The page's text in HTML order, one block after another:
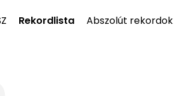
Rekordlista Abszolút rekordok